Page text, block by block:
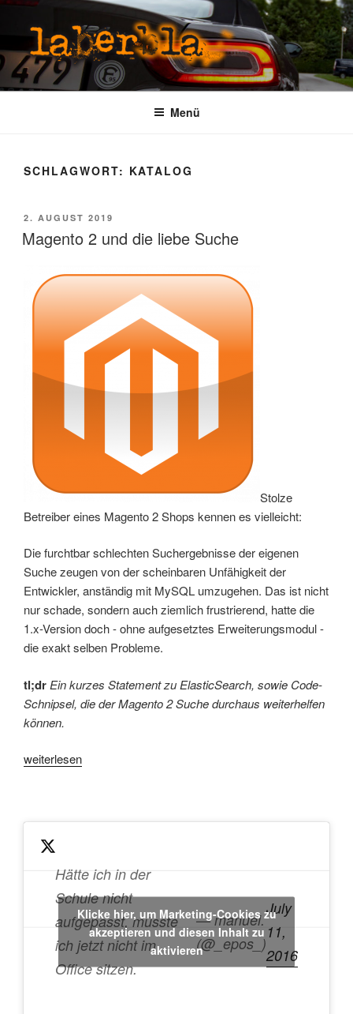
Zum
springen
LABERBLA
laber mal
Menü
SCHLAGWORT: KATALOG
VERÖFFENTLICHT
AM
2. AUGUST 2019
Magento 2 und die liebe Suche
Stolze
Betreiber eines Magento 2 Shops kennen es vielleicht:
Die furchtbar schlechten Suchergebnisse der eigenen
Suche zeugen von der scheinbaren Unfähigkeit der
Entwickler, anständig mit MySQL umzugehen. Das ist nicht
nur schade, sondern auch ziemlich frustrierend, hatte die
1.x-Version doch - ohne aufgesetztes Erweiterungsmodul -
die exakt selben Probleme.
tl;dr Ein kurzes Statement zu ElasticSearch, sowie Code-
Schnipsel, die der Magento 2 Suche durchaus weiterhelfen
können.
„Magento
Suche“
weiterlesen
Hätte ich in der
Schule nicht
aufgepasst, müsste
ich jetzt nicht im
Office sitzen.
— manuel.
(@_epos_)
July
11,
2016
Klicke hier, um Marketing-Cookies zu
akzeptieren und diesen Inhalt zu
aktivieren